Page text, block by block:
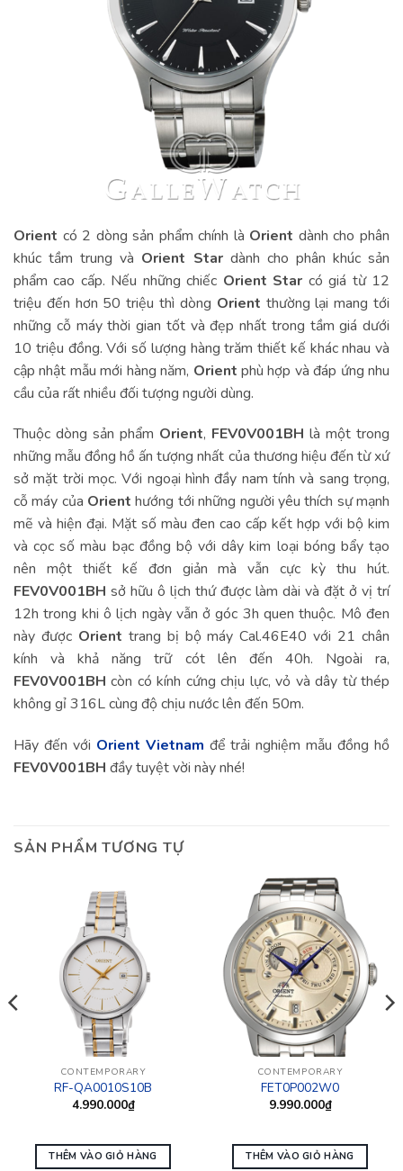
Orient có 2 dòng sản phẩm chính là Orient dành cho phân
khúc tầm trung và Orient Star dành cho phân khúc sản
phẩm cao cấp. Nếu những chiếc Orient Star có giá từ 12
triệu đến hơn 50 triệu thì dòng Orient thường lại mang tới
những cỗ máy thời gian tốt và đẹp nhất trong tầm giá dưới
10 triệu đồng. Với số lượng hàng trăm thiết kế khác nhau và
cập nhật mẫu mới hàng năm, Orient phù hợp và đáp ứng nhu
cầu của rất nhiều đối tượng người dùng.
Thuộc dòng sản phẩm Orient, FEV0V001BH là một trong
những mẫu đồng hồ ấn tượng nhất của thương hiệu đến từ xứ
sở mặt trời mọc. Với ngoại hình đầy nam tính và sang trọng,
cỗ máy của Orient hướng tới những người yêu thích sự mạnh
mẽ và hiện đại. Mặt số màu đen cao cấp kết hợp với bộ kim
và cọc số màu bạc đồng bộ với dây kim loại bóng bẩy tạo
nên một thiết kế đơn giản mà vẫn cực kỳ thu hút.
FEV0V001BH sở hữu ô lịch thứ được làm dài và đặt ở vị trí
12h trong khi ô lịch ngày vẫn ở góc 3h quen thuộc. Mô đen
này được Orient trang bị bộ máy Cal.46E40 với 21 chân
kính và khả năng trữ cót lên đến 40h. Ngoài ra,
FEV0V001BH còn có kính cứng chịu lực, vỏ và dây từ thép
không gỉ 316L cùng độ chịu nước lên đến 50m.
Hãy đến với Orient Vietnam để trải nghiệm mẫu đồng hồ
FEV0V001BH đầy tuyệt vời này nhé!
SẢN PHẨM TƯƠNG TỰ
CONTEMPORARY
RF-QA0010S10B
4.990.000₫
THÊM VÀO GIỎ HÀNG
CONTEMPORARY
FET0P002W0
9.990.000₫
THÊM VÀO GIỎ HÀNG